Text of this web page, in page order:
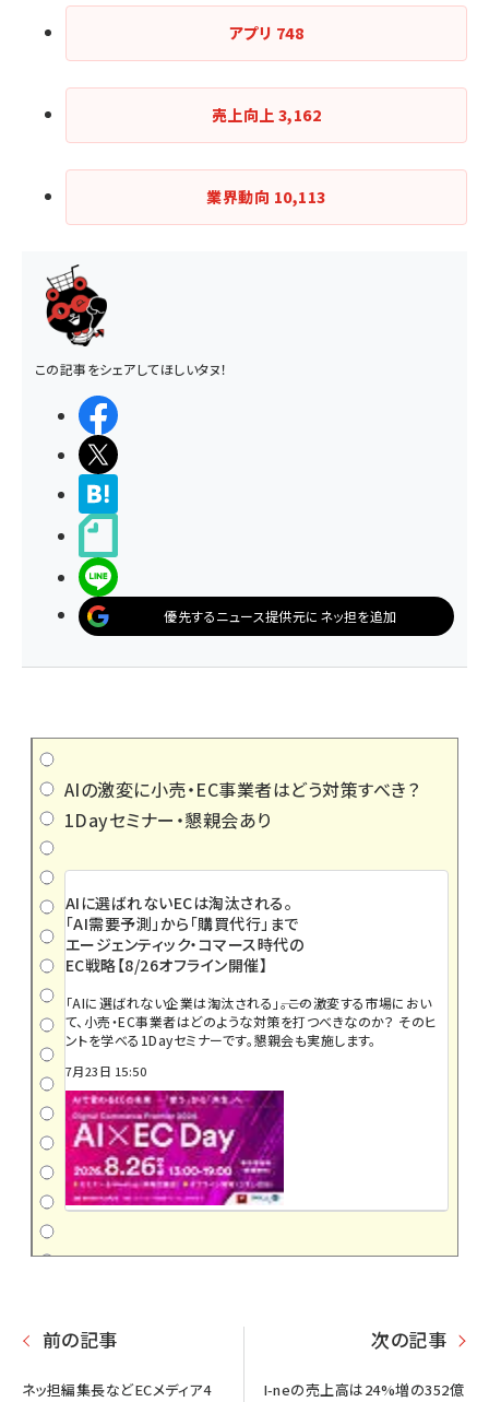
アプリ 748
売上向上 3,162
業界動向 10,113
この記事をシェアしてほしいタヌ！
優先するニュース提供元にネッ担を追加
AIの激変に小売・EC事業者はどう対策すべき？
1Dayセミナー・懇親会あり
AIに選ばれないECは淘汰される。
「AI需要予測」から「購買代行」まで
エージェンティック・コマース時代の
EC戦略【8/26オフライン開催】
「AIに選ばれない企業は淘汰される」――。この激変する市場におい
て、小売・EC事業者はどのような対策を打つべきなのか？ そのヒ
ントを学べる1Dayセミナーです。懇親会も実施します。
7月23日 15:50
前の記事
ネッ担編集長などECメディア4
次の記事
I-neの売上高は24%増の352億